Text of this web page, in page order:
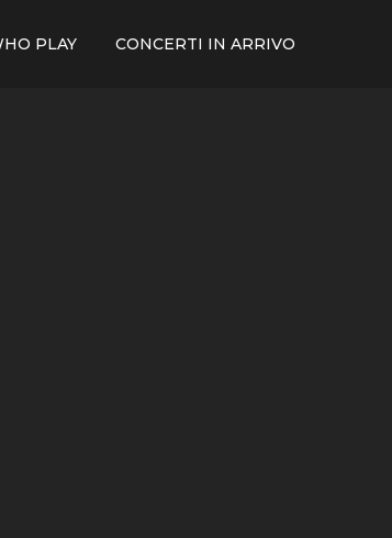
PLAY CONCERTI IN ARRIVO